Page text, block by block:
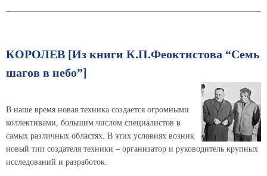
КОРОЛЕВ [Из книги К.П.Феоктистова “Семь
шагов в небо”]
В наше время новая техника создается огромными
коллективами, большим числом специалистов в
самых различных областях. В этих условиях возник
новый тип создателя техники – организатор и руководитель крупных
исследований и разработок.